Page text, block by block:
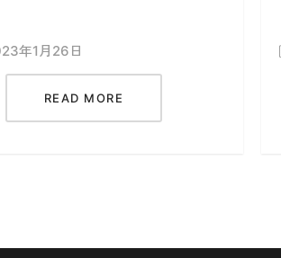
年1月26日
READ MORE